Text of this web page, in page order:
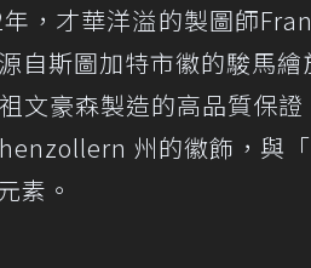
，才華洋溢的製圖師
自斯圖加特市徽的駿馬
文豪森製造的高品質保
州的徽飾，與
素。